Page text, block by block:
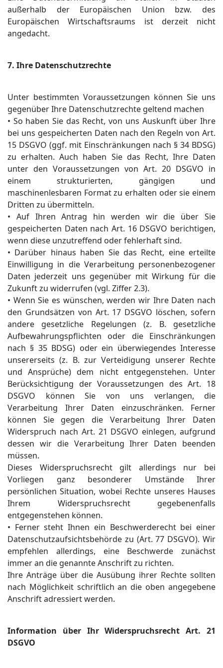
außerhalb der Europäischen Union bzw. des
Europäischen Wirtschaftsraums ist derzeit nicht
angedacht.
7. Ihre Datenschutzrechte
Unter bestimmten Voraussetzungen können Sie uns
gegenüber Ihre Datenschutzrechte geltend machen
• So haben Sie das Recht, von uns Auskunft über Ihre
bei uns gespeicherten Daten nach den Regeln von Art.
15 DSGVO (ggf. mit Einschränkungen nach § 34 BDSG)
zu erhalten. Auch haben Sie das Recht, Ihre Daten
unter den Voraussetzungen von Art. 20 DSGVO in
einem strukturierten, gängigen und
maschinenlesbaren Format zu erhalten oder sie einem
Dritten zu übermitteln.
• Auf Ihren Antrag hin werden wir die über Sie
gespeicherten Daten nach Art. 16 DSGVO berichtigen,
wenn diese unzutreffend oder fehlerhaft sind.
• Darüber hinaus haben Sie das Recht, eine erteilte
Einwilligung in die Verarbeitung personenbezogener
Daten jederzeit uns gegenüber mit Wirkung für die
Zukunft zu widerrufen (vgl. Ziffer 2.3).
• Wenn Sie es wünschen, werden wir Ihre Daten nach
den Grundsätzen von Art. 17 DSGVO löschen, sofern
andere gesetzliche Regelungen (z. B. gesetzliche
Aufbewahrungspflichten oder die Einschränkungen
nach § 35 BDSG) oder ein überwiegendes Interesse
unsererseits (z. B. zur Verteidigung unserer Rechte
und Ansprüche) dem nicht entgegenstehen. Unter
Berücksichtigung der Voraussetzungen des Art. 18
DSGVO können Sie von uns verlangen, die
Verarbeitung Ihrer Daten einzuschränken. Ferner
können Sie gegen die Verarbeitung Ihrer Daten
Widerspruch nach Art. 21 DSGVO einlegen, aufgrund
dessen wir die Verarbeitung Ihrer Daten beenden
müssen.
Dieses Widerspruchsrecht gilt allerdings nur bei
Vorliegen ganz besonderer Umstände Ihrer
persönlichen Situation, wobei Rechte unseres Hauses
Ihrem Widerspruchsrecht gegebenenfalls
entgegenstehen können.
• Ferner steht Ihnen ein Beschwerderecht bei einer
Datenschutzaufsichtsbehörde zu (Art. 77 DSGVO). Wir
empfehlen allerdings, eine Beschwerde zunächst
immer an die genannte Anschrift zu richten.
Ihre Anträge über die Ausübung ihrer Rechte sollten
nach Möglichkeit schriftlich an die oben angegebene
Anschrift adressiert werden.
Information über Ihr Widerspruchsrecht Art. 21
DSGVO